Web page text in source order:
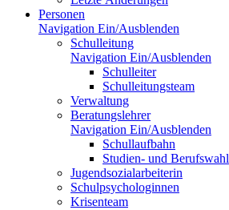
Personen
Navigation Ein/Ausblenden
Schulleitung
Navigation Ein/Ausblenden
Schulleiter
Schulleitungsteam
Verwaltung
Beratungslehrer
Navigation Ein/Ausblenden
Schullaufbahn
Studien- und Berufswahl
Jugendsozialarbeiterin
Schulpsychologinnen
Krisenteam